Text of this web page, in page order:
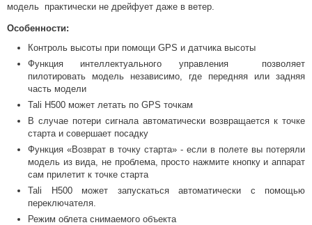
модель практически не дрейфует даже в ветер.
Особенности:
Контроль высоты при помощи GPS и датчика высоты
Функция интеллектуального управления позволяет
пилотировать модель независимо, где передняя или задняя
часть модели
Tali H500 может летать по GPS точкам
В случае потери сигнала автоматически возвращается к точке
старта и совершает посадку
Функция «Возврат в точку старта» - если в полете вы потеряли
модель из вида, не проблема, просто нажмите кнопку и аппарат
сам прилетит к точке старта
Tali H500 может запускаться автоматически с помощью
переключателя.
Режим облета снимаемого объекта